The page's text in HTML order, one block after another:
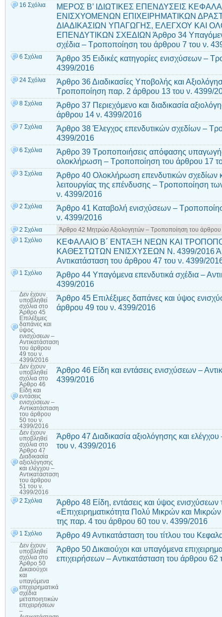
16 Σχόλια
ΜΕΡΟΣ Β’ ΙΔΙΩΤΙΚΕΣ ΕΠΕΝΔΥΣΕΙΣ
ΕΝΙΣΧΥΟΜΕΝΩΝ ΕΠΙΧΕΙΡΗΜΑΤΙΚΩΝ
ΔΙΑΔΙΚΑΣΙΩΝ ΥΠΑΓΩΓΗΣ, ΕΛΕΓΧΟΥ ΚΑΙ
ΕΠΕΝΔΥΤΙΚΩΝ ΣΧΕΔΙΩΝ Άρθρο 34 Υπαγόμενα
σχέδια – Τροποποίηση του άρθρου 7 του ν.
6 Σχόλια
Άρθρο 35 Ειδικές κατηγορίες ενισχύσεων –
4399/2016
24 Σχόλια
Άρθρο 36 Διαδικασίες Υποβολής και
Τροποποίηση παρ. 2 άρθρου 13 του ν. 4399/
8 Σχόλια
Άρθρο 37 Περιεχόμενο και διαδικασία
άρθρου 14 ν. 4399/2016
7 Σχόλια
Άρθρο 38 Έλεγχος επενδυτικών σχεδίων –
4399/2016
6 Σχόλια
Άρθρο 39 Τροποποιήσεις απόφασης
ολοκλήρωση – Τροποποίηση του άρθρου 17
3 Σχόλια
Άρθρο 40 Ολοκλήρωση επενδυτικών σχεδίων
λειτουργίας της επένδυσης – Τροποποίηση
ν. 4399/2016
2 Σχόλια
Άρθρο 41 Καταβολή ενισχύσεων –
ν. 4399/2016
2 Σχόλια
Άρθρο 42 Μητρώο Αξιολογητών – Τροποποίηση του
1 Σχόλιο
ΚΕΦΑΛΑΙΟ Β΄ ΕΝΤΑΞΗ ΝΕΩΝ ΚΑΙ
ΚΑΘΕΣΤΩΤΩΝ ΕΝΙΣΧΥΣΕΩΝ Ν. 4399/2016
Αντικατάσταση του άρθρου 47 του ν. 4399/
1 Σχόλιο
Άρθρο 44 Υπαγόμενα επενδυτικά σχέδια –
4399/2016
Δεν έχουν
υποβληθεί
σχόλια στο
Άρθρο 45
Επιλέξιμες
δαπάνες και
ύψος
ενισχύσεων –
Αντικατάσταση
του άρθρου
49 του ν.
4399/2016
Άρθρο 45 Επιλέξιμες δαπάνες και ύψος
άρθρου 49 του ν. 4399/2016
Δεν έχουν
υποβληθεί
σχόλια στο
Άρθρο 46
Είδη και
εντάσεις
ενισχύσεων –
Αντικατάσταση
του άρθρου
50 του ν.
4399/2016
Άρθρο 46 Είδη και εντάσεις ενισχύσεων –
4399/2016
Δεν έχουν
υποβληθεί
σχόλια στο
Άρθρο 47
Διαδικασία
αξιολόγησης
και ελέγχου –
Αντικατάσταση
του άρθρου
51 του ν.
4399/2016
Άρθρο 47 Διαδικασία αξιολόγησης και
του ν. 4399/2016
2 Σχόλια
Άρθρο 48 Είδη, εντάσεις και ύψος ενισχύσεων
«Επιχειρηματικότητα Πολύ Μικρών και
της παρ. 4 του άρθρου 60 του ν. 4399/2016
1 Σχόλιο Άρθρο 49 Αντικατάσταση του τίτλου του
Δεν έχουν
υποβληθεί
σχόλια στο
Άρθρο 50
Δικαιούχοι
και
υπαγόμενα
επιχειρηματικά
σχέδια
μεταποιητικών
επιχειρήσεων
–
Άρθρο 50 Δικαιούχοι και υπαγόμενα
επιχειρήσεων – Αντικατάσταση του άρθρου